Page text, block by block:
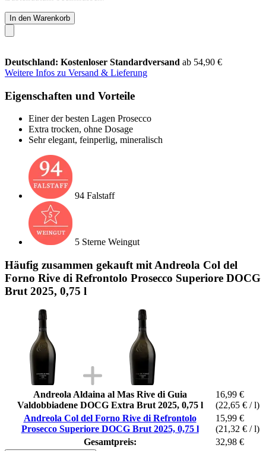
In den Warenkorb
Deutschland: Kostenloser Standardversand ab 54,90 €
Weitere Infos zu Versand & Lieferung
Eigenschaften und Vorteile
Einer der besten Lagen Prosecco
Extra trocken, ohne Dosage
Sehr elegant, feinperlig, mineralisch
94 Falstaff
5 Sterne Weingut
Häufig zusammen gekauft mit Andreola Col del
Forno Rive di Refrontolo Prosecco Superiore DOCG
Brut 2025, 0,75 l
Andreola Aldaina al Mas Rive di Guia
Valdobbiadene DOCG Extra Brut 2025, 0,75 l
16,99 €
(22,65 € / l)
Andreola Col del Forno Rive di Refrontolo
Prosecco Superiore DOCG Brut 2025, 0,75 l
15,99 €
(21,32 € / l)
Gesamtpreis:
32,98 €